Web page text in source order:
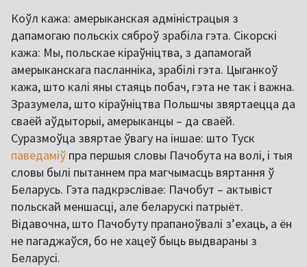
Коўл кажа: амерыканская адміністрацыя з
дапамогаю польскіх сяброў зрабіла гэта. Сікорскі
кажа: Мы, польскае кіраўніцтва, з дапамогай
амерыканскага пасланніка, зрабілі гэта. Цыганкоў
кажа, што калі яны стаяць побач, гэта не так і важна.
Зразумела, што кіраўніцтва Польшчы звяртаецца да
сваёй аўдыторыі, амерыканцы – да сваёй.
Суразмоўца звяртае ўвагу на іншае: што Туск
паведаміў пра першыя словы Пачобута на волі, і тыя
словы былі пытаннем пра магчымасць вяртання ў
Беларусь. Гэта падкрэслівае: Пачобут – актывіст
польскай меншасці, але беларускі патрыёт.
Відавочна, што Пачобуту прапаноўвалі з’ехаць, а ён
не пагаджаўся, бо не хацеў быць выдвараны з
Беларусі.